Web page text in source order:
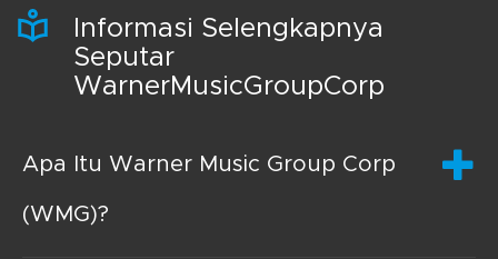
Informasi Selengkapnya
Seputar
WarnerMusicGroupCorp
Apa Itu Warner Music Group Corp
(WMG)?